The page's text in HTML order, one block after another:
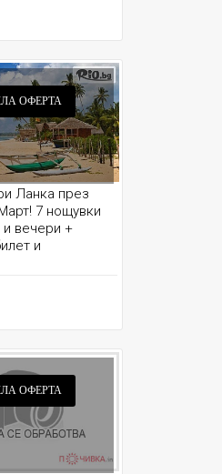
ОФЕРТА
Ланка през
7 нощувки
и вечери +
и
Сафари
ОФЕРТА